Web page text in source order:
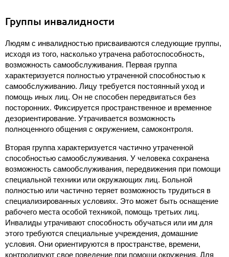
Группы инвалидности
Людям с инвалидностью присваиваются следующие группы,
исходя из того, насколько утрачена работоспособность,
возможность самообслуживания. Первая группа
характеризуется полностью утраченной способностью к
самообслуживанию. Лицу требуется постоянный уход и
помощь иных лиц. Он не способен передвигаться без
посторонних. Фиксируется пространственное и временное
дезориентирование. Утрачивается возможность
полноценного общения с окружением, самоконтроля.
Вторая группа характеризуется частично утраченной
способностью самообслуживания. У человека сохранена
возможность самообслуживания, передвижения при помощи
специальной техники или окружающих лиц. Больной
полностью или частично теряет возможность трудиться в
специализированных условиях. Это может быть оснащение
рабочего места особой техникой, помощь третьих лиц.
Инвалиды утрачивают способность обучаться или им для
этого требуются специальные учреждения, домашние
условия. Они ориентируются в пространстве, времени,
контролируют свое поведение при помощи окружения. Для